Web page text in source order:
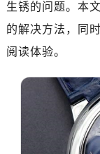
生锈的问题。本
的解决方法，同
阅读体验。